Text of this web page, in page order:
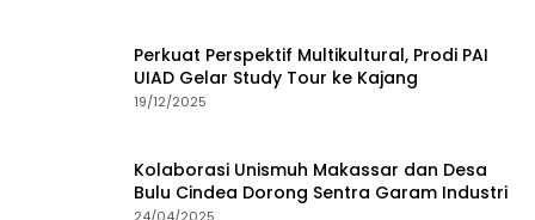
Perkuat Perspektif Multikultural, Prodi PAI
UIAD Gelar Study Tour ke Kajang
19/12/2025
Kolaborasi Unismuh Makassar dan Desa
Bulu Cindea Dorong Sentra Garam Industri